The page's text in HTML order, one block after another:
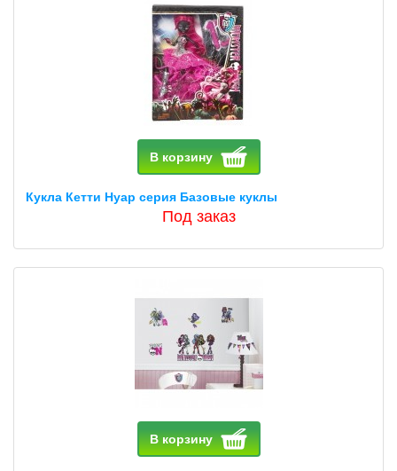
В корзину
Кукла Кетти Нуар серия Базовые куклы
Под заказ
В корзину